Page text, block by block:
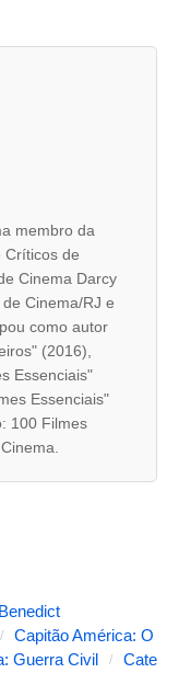
membro da
Críticos de
Cinema Darcy
Cinema/RJ e
como autor
(2016),
Essenciais"
Essenciais"
100 Filmes
Benedict
Capitão América: O
Guerra Civil
Cate